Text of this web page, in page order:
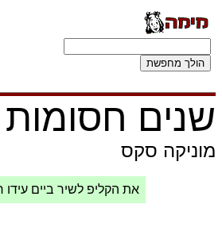
שנים חסומות
מוניקה סקס
את הקליפ לשיר ביים עידו